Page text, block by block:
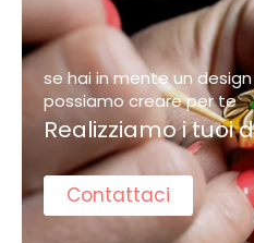
se hai in mente un
possiamo creare per te
Realizziamo i tuoi
Contattaci